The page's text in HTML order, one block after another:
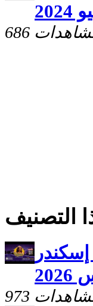
مشاهدات
التصنيف
مشاهدات